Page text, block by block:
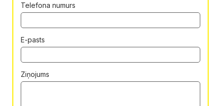
Telefona numurs
E-pasts
Ziņojums